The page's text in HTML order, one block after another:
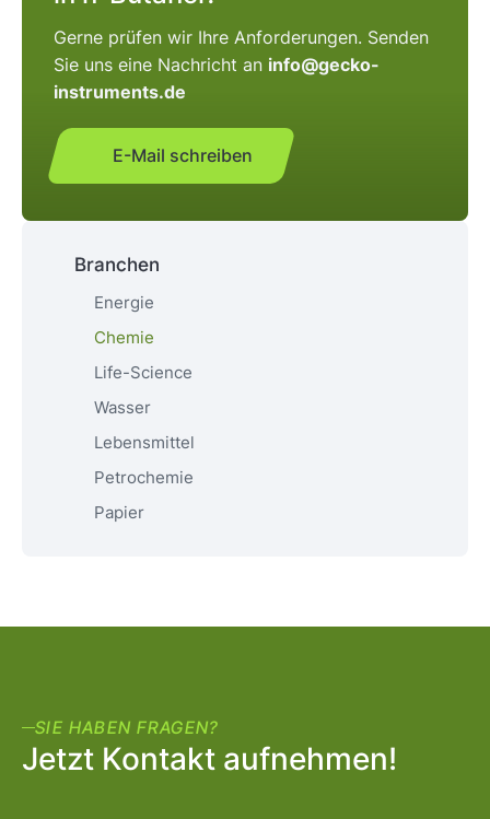
Gerne prüfen wir Ihre Anforderungen. Senden
Sie uns eine Nachricht an info@gecko-
instruments.de
E-Mail schreiben
Branchen
Energie
Chemie
Life-Science
Wasser
Lebensmittel
Petrochemie
Papier
SIE HABEN FRAGEN?
Jetzt Kontakt aufnehmen!